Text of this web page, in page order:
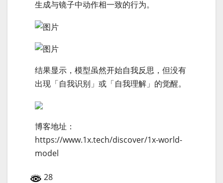
生成与镜子中动作相一致的行为。
结果显示，模型虽然开始自我反思，但没有
出现「自我识别」或「自我理解」的觉醒。
博客地址：
https://www.1x.tech/discover/1x-world-
model
28